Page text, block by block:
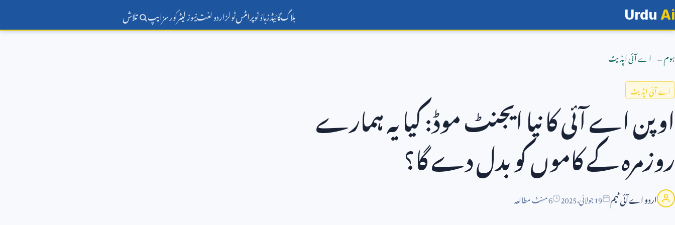
Urdu Ai بلاگگائیڈزہاؤ ٹوپرامٹسٹولزاردو لغتنیوز لیٹرکورسزایپ تلاش
ہوم اے آئی اپڈیٹ
اے آئی اپڈیٹ
اوپن اے آئی کا نیا ایجنٹ موڈ: کیا یہ ہمارے
روزمرہ کے کاموں کو بدل دے گا؟
اردو اے آئی ٹیم 19جولائی،2025 6 منٹ مطالعہ